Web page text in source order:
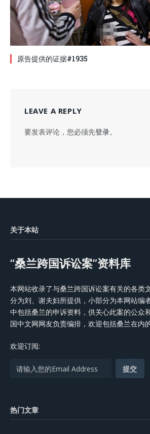
原告提供的证据#1935
LEAVE A REPLY
要发表评论，您必须先登录。
关于本站
“桑兰跨国诉讼案”资料库
本网站收录了与桑兰跨国诉讼案有关的各类
分为刘、谢夫妇所提供，小部分为本网站编
中包括桑兰的申诉资料，供关心此案的公众
国中文网网友负责编排，欢迎包括桑兰在内
欢迎订阅:
热门文章